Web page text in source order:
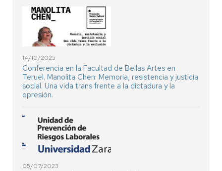
14/10/2025
Conferencia en la Facultad de Bellas Artes en
Teruel. Manolita Chen: Memoria, resistencia y justicia
social. Una vida trans frente a la dictadura y la
opresión.
05/07/2023